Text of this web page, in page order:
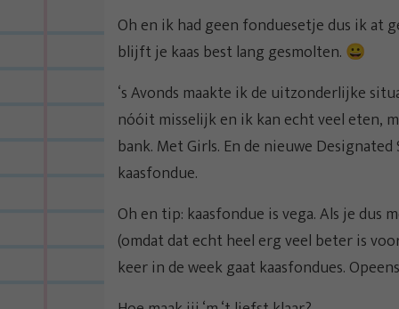
Oh en ik had geen fonduesetje dus ik at
blijft je kaas best lang gesmolten. 😀
‘s Avonds maakte ik de uitzonderlijke
nóóit misselijk en ik kan echt veel eten,
bank. Met Girls. En de nieuwe
kaasfondue.
Oh en tip: kaasfondue is vega. Als je
(omdat dat echt heel erg veel beter is
keer in de week gaat kaasfondues.